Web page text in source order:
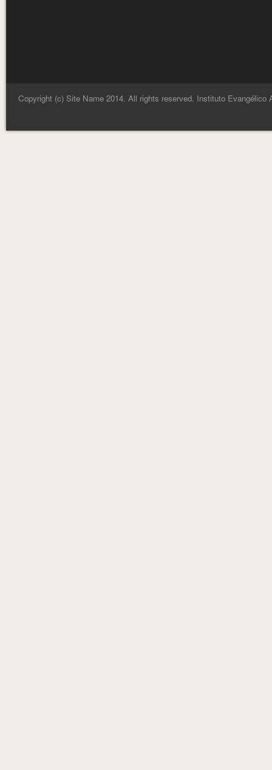
Copyright (c) Site Name 2014. All rights reserved. Instituto Evangélico